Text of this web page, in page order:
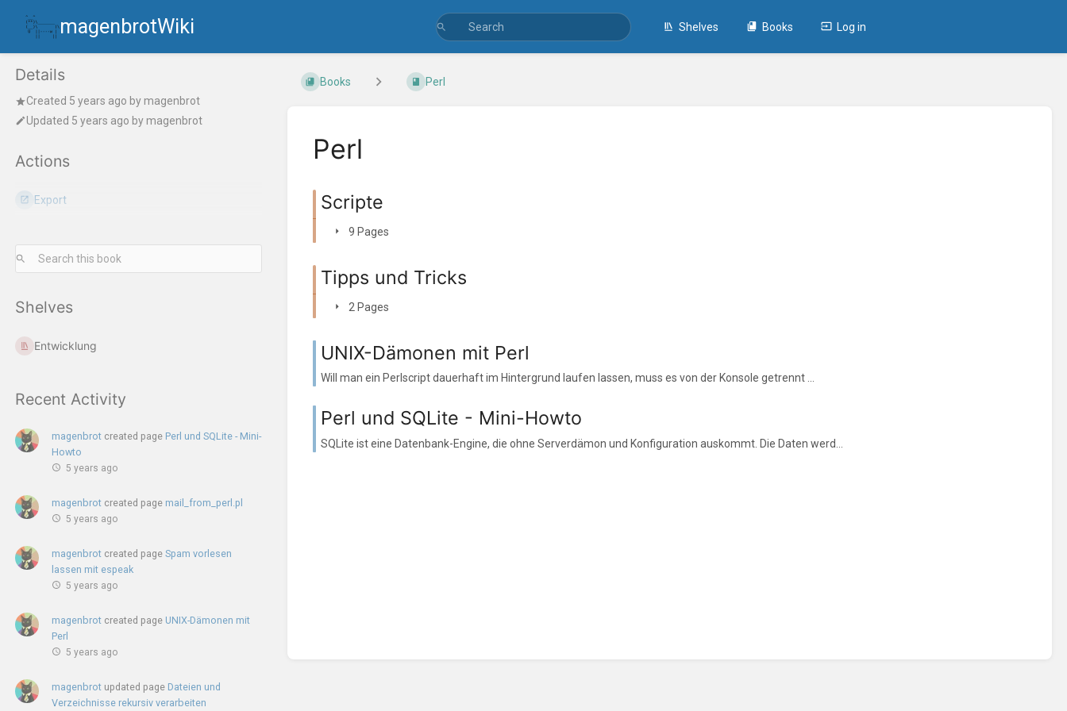
magenbrotWiki Shelves Books Log in
Details
Created 5 years ago by magenbrot
Updated 5 years ago by magenbrot
Actions
Export
Shelves
Entwicklung
Recent Activity
magenbrot created page Perl und SQLite - Mini-
Howto
5 years ago
magenbrot created page mail_from_perl.pl
5 years ago
magenbrot created page Spam vorlesen
lassen mit espeak
5 years ago
magenbrot created page UNIX-Dämonen mit
Perl
5 years ago
magenbrot updated page Dateien und
Verzeichnisse rekursiv verarbeiten
Books Perl
Perl
Scripte
9 Pages
Tipps und Tricks
2 Pages
UNIX-Dämonen mit Perl
Will man ein Perlscript dauerhaft im Hintergrund laufen lassen, muss es von der Konsole getrennt ...
Perl und SQLite - Mini-Howto
SQLite ist eine Datenbank-Engine, die ohne Serverdämon und Konfiguration auskommt. Die Daten werd...